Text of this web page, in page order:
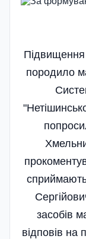
Підвищення
породило
засобів
відповів на